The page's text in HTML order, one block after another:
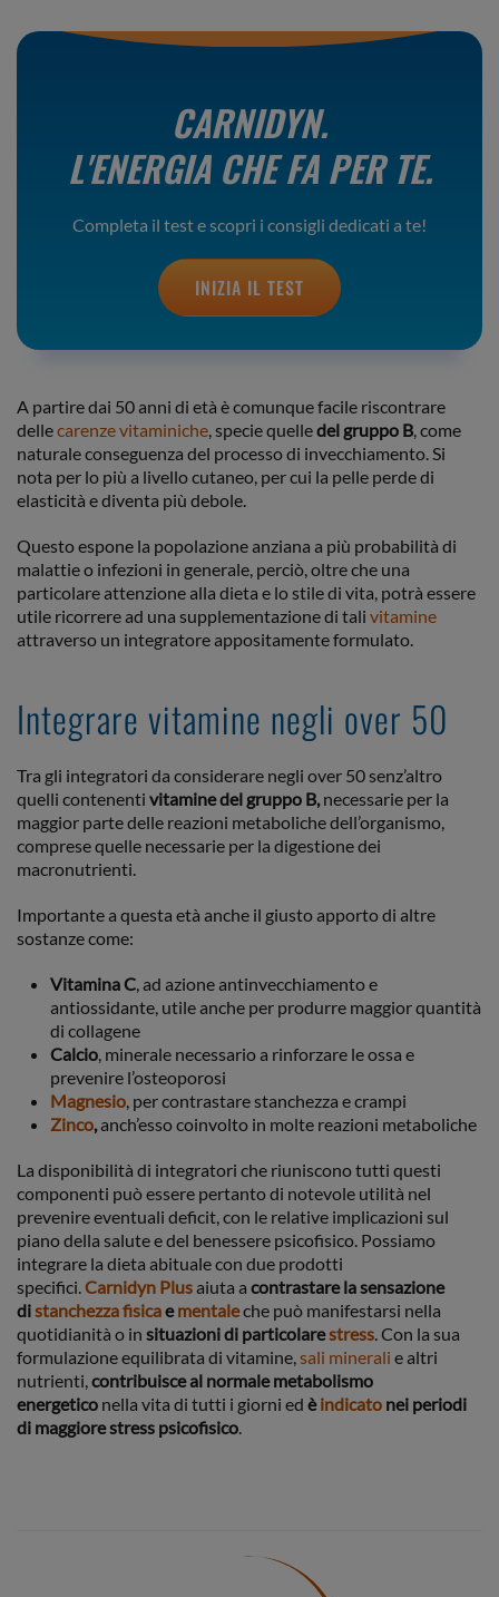
CARNIDYN.
L'ENERGIA CHE FA PER TE.
Completa il test e scopri i consigli dedicati a te!
INIZIA IL TEST
A partire dai 50 anni di età è comunque facile riscontrare
dellecarenze vitaminiche, specie quelledel gruppo B, come
naturale conseguenza del processo di invecchiamento. Si
nota per lo più a livello cutaneo, per cui la pelle perde di
elasticità e diventa più debole.
Questo espone la popolazione anziana a più probabilità di
malattie o infezioni in generale, perciò, oltre che una
particolare attenzione alla dieta e lo stile di vita, potrà essere
utile ricorrere ad una supplementazione di tali vitamine
attraverso un integratore appositamente formulato.
Integrare vitamine negli over 50
Tra gli integratori da considerare negli over 50 senz’altro
quelli contenenti vitamine del gruppo B,necessarie per la
maggior parte delle reazioni metaboliche dell’organismo,
comprese quelle necessarie per la digestione dei
macronutrienti.
Importante a questa età anche il giusto apporto di altre
sostanze come:
Vitamina C, ad azione antinvecchiamento e
antiossidante, utile anche per produrre maggior quantità
di collagene
Calcio, minerale necessario a rinforzare le ossa e
prevenire l’osteoporosi
Magnesio, per contrastare stanchezza e crampi
Zinco,anch’esso coinvolto in molte reazioni metaboliche
La disponibilità di integratori che riuniscono tutti questi
componenti può essere pertanto di notevole utilità nel
prevenire eventuali deficit, con le relative implicazioni sul
piano della salute e del benessere psicofisico. Possiamo
integrare la dieta abituale con due prodotti
specifici.Carnidyn Plusaiuta a contrastare la sensazione
distanchezza fisicaementaleche può manifestarsi nella
quotidianità o in situazioni di particolarestress. Con la sua
formulazione equilibrata di vitamine,sali minerali e altri
nutrienti,contribuisce al normale metabolismo
energetico nella vita di tutti i giorni ed èindicato nei periodi
di maggiore stress psicofisico.